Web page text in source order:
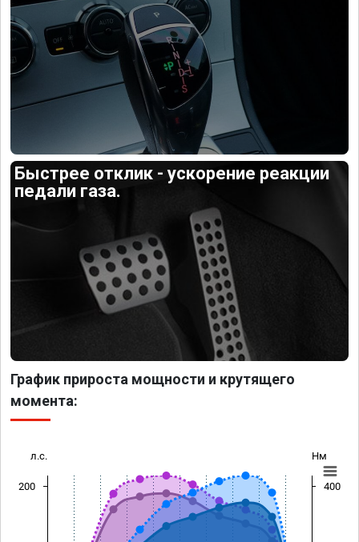
Быстрее отклик - ускорение реакции
педали газа.
График прироста мощности и крутящего
момента:
л.с. Нм
200 400